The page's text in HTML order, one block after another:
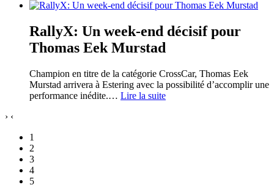
RallyX: Un week-end décisif pour
Thomas Eek Murstad
Champion en titre de la catégorie CrossCar, Thomas Eek
Murstad arrivera à Estering avec la possibilité d’accomplir une
performance inédite.… Lire la suite
› ‹
1
2
3
4
5